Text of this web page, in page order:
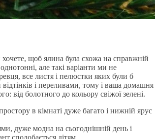
щоб ялина була схожа на справжній
але такі варіанти ми не
все листя і пелюстки яких були б
і переливами, тому і ваша домашня
від болотного до кольору свіжої зелені.
в кімнаті дуже багато і нижній ярус
дуже модна на сьогоднішній день і
сподобається дітям.